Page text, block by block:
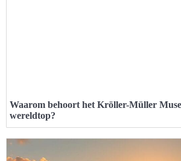
Waarom behoort het Kröller-Müller
wereldtop?